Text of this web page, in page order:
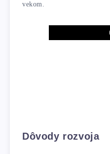
vekom.
Dôvody rozvoja